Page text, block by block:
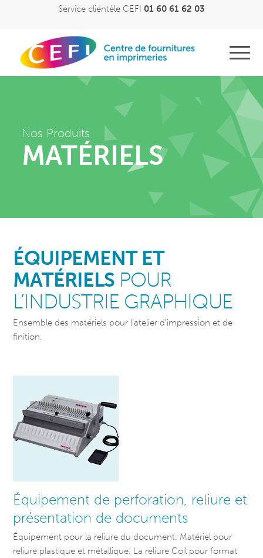
Service clientèle CEFI 01 60 61 62 03
Nos Produits
MATÉRIELS
ÉQUIPEMENT ET
MATÉRIELS POUR
L’INDUSTRIE GRAPHIQUE
Ensemble des matériels pour l’atelier d’impression et de
finition.
Équipement de perforation, reliure et
présentation de documents
Équipement pour la reliure du document. Matériel pour
reliure plastique et métallique. La reliure Coil pour format